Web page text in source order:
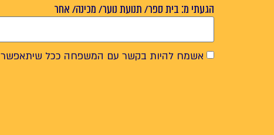
הגעתי מ: בית ספר/ תנועת נוער/ מכינה/ אחר
אשמח להיות בקשר עם המשפחה ככל שיתאפשר